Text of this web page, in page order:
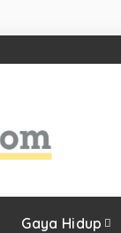
Gaya Hidup